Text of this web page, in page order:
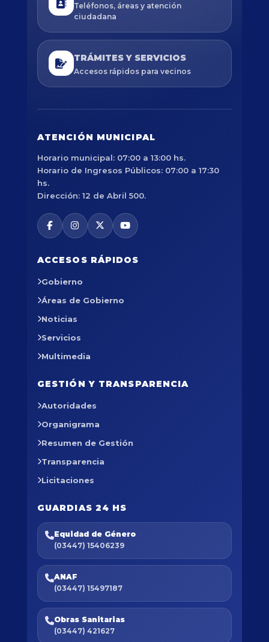
Teléfonos, áreas y atención
ciudadana
TRÁMITES Y SERVICIOS
Accesos rápidos para vecinos
ATENCIÓN MUNICIPAL
Horario municipal: 07:00 a 13:00 hs.
Horario de Ingresos Públicos: 07:00 a 17:30
hs.
Dirección: 12 de Abril 500.
ACCESOS RÁPIDOS
Gobierno
Áreas de Gobierno
Noticias
Servicios
Multimedia
GESTIÓN Y TRANSPARENCIA
Autoridades
Organigrama
Resumen de Gestión
Transparencia
Licitaciones
GUARDIAS 24 HS
Equidad de Género
(03447) 15406239
ANAF
(03447) 15497187
Obras Sanitarias
(03447) 421627